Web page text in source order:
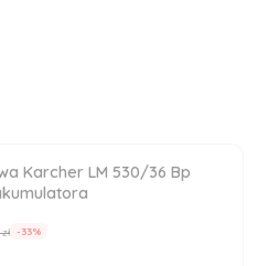
Karcher LM 530/36 Bp
-33%